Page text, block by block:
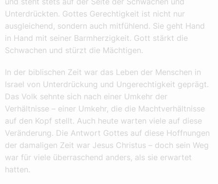
Unterdrückten. Gottes Gerechtigkeit ist nicht nur
ausgleichend, sondern auch mitfühlend. Sie geht Hand
in Hand mit seiner Barmherzigkeit. Gott stärkt die
Schwachen und stürzt die Mächtigen.
In der biblischen Zeit war das Leben der Menschen in
Israel von Unterdrückung und Ungerechtigkeit geprägt.
Das Volk sehnte sich nach einer Umkehr der
Verhältnisse – einer Umkehr, die die Machtverhältnisse
auf den Kopf stellt. Auch heute warten viele auf diese
Veränderung. Die Antwort Gottes auf diese Hoffnungen
der damaligen Zeit war Jesus Christus – doch sein Weg
war für viele überraschend anders, als sie erwartet
hatten.